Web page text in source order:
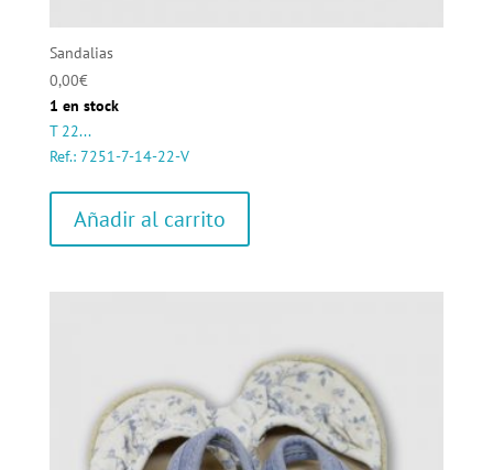
Sandalias
0,00€
1 en stock
T 22...
Ref.: 7251-7-14-22-V
Añadir al carrito